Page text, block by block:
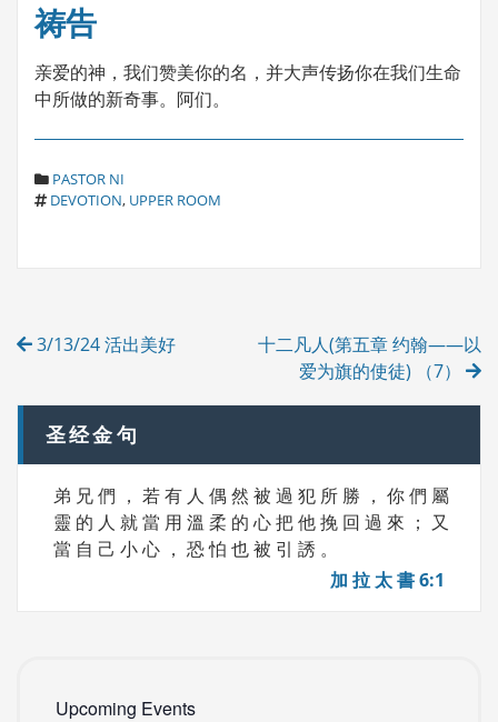
祷告
亲爱的神，我们赞美你的名，并大声传扬你在我们生命
中所做的新奇事。阿们。
C
A
E
PASTOR NI
T
DEVOTION, UPPER ROOM
Post
3/13/24 活出美好
十二凡人(第五章 约翰——以
爱为旗的使徒) （7）
圣经金句
弟 兄 們 ， 若 有 人 偶 然 被 過 犯 所 勝 ， 你 們 屬
靈 的 人 就 當 用 溫 柔 的 心 把 他 挽 回 過 來 ； 又
當 自 己 小 心 ， 恐 怕 也 被 引 誘 。
加 拉 太 書 6:1
Upcoming Events